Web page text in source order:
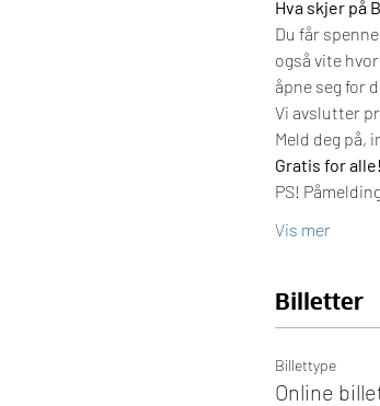
Hva skjer på
Du får
også vite
åpne seg for
Vi avslutter
Meld deg på,
Gratis for alle!
PS!
Vis mer
Billetter
Billettype
Online